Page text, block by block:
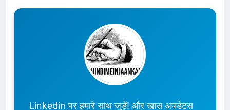
Linkedin पर हमारे साथ जुड़ें! और खास अपडेट्स